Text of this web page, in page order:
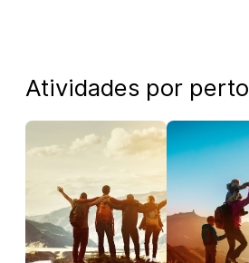
Atividades por perto